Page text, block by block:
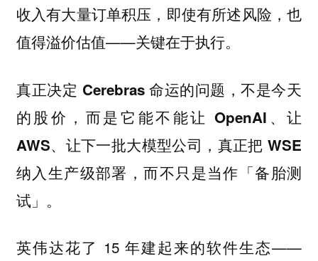
收入有大量订单积压，即使有所述风险，也
值得溢价估值——关键在于执行。
真正决定 Cerebras 命运的问题，不是今天
的股价，而是它能不能让 OpenAI、让
AWS、让下一批大模型公司，真正把 WSE
纳入生产级部署 ，而不只是当作「备胎测
试」。
英伟达花了 15 年建起来的软件生态——